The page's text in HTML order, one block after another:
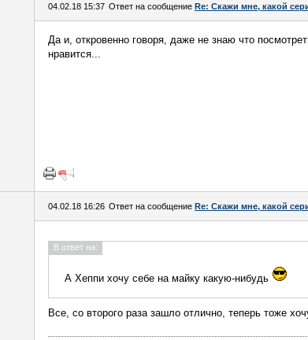
04.02.18 15:37 Ответ на сообщение Re: Скажи мне, какой
Да и, откровенно говоря, даже не знаю что
нравится...
04.02.18 16:26 Ответ на сообщение Re: Скажи мне, какой
В ответ на:
А Хеппи хочу себе на майку какую-нибудь
Все, со второго раза зашло отлично, теперь тоже